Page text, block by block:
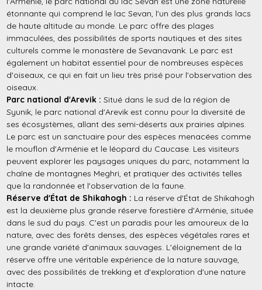
étonnante qui comprend le lac Sevan, l'un des plus grands lacs
de haute altitude au monde. Le parc offre des plages
immaculées, des possibilités de sports nautiques et des sites
culturels comme le monastère de Sevanavank. Le parc est
également un habitat essentiel pour de nombreuses espèces
d'oiseaux, ce qui en fait un lieu très prisé pour l'observation des
oiseaux.
Parc national d'Arevik :Situé dans le sud de la région de
Syunik, le parc national d'Arevik est connu pour la diversité de
ses écosystèmes, allant des semi-déserts aux prairies alpines.
Le parc est un sanctuaire pour des espèces menacées comme
le mouflon d'Arménie et le léopard du Caucase. Les visiteurs
peuvent explorer les paysages uniques du parc, notamment la
chaîne de montagnes Meghri, et pratiquer des activités telles
que la randonnée et l'observation de la faune.
Réserve d'État de Shikahogh : La réserve d'État de Shikahogh
est la deuxième plus grande réserve forestière d'Arménie, située
dans le sud du pays. C'est un paradis pour les amoureux de la
nature, avec des forêts denses, des espèces végétales rares et
une grande variété d'animaux sauvages. L'éloignement de la
réserve offre une véritable expérience de la nature sauvage,
avec des possibilités de trekking et d'exploration d'une nature
intacte.